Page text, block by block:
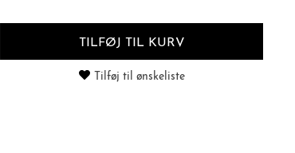
TILFØJ TIL KURV
Tilføj til ønskeliste